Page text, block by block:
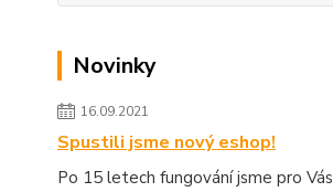
Novinky
16.09.2021
Spustili jsme nový eshop!
Po 15 letech fungování jsme pro Vás